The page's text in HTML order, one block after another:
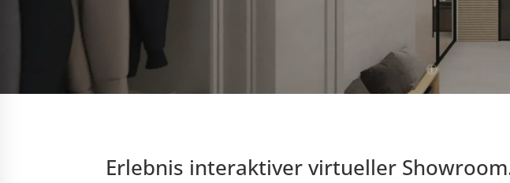
Erlebnis interaktiver virtueller